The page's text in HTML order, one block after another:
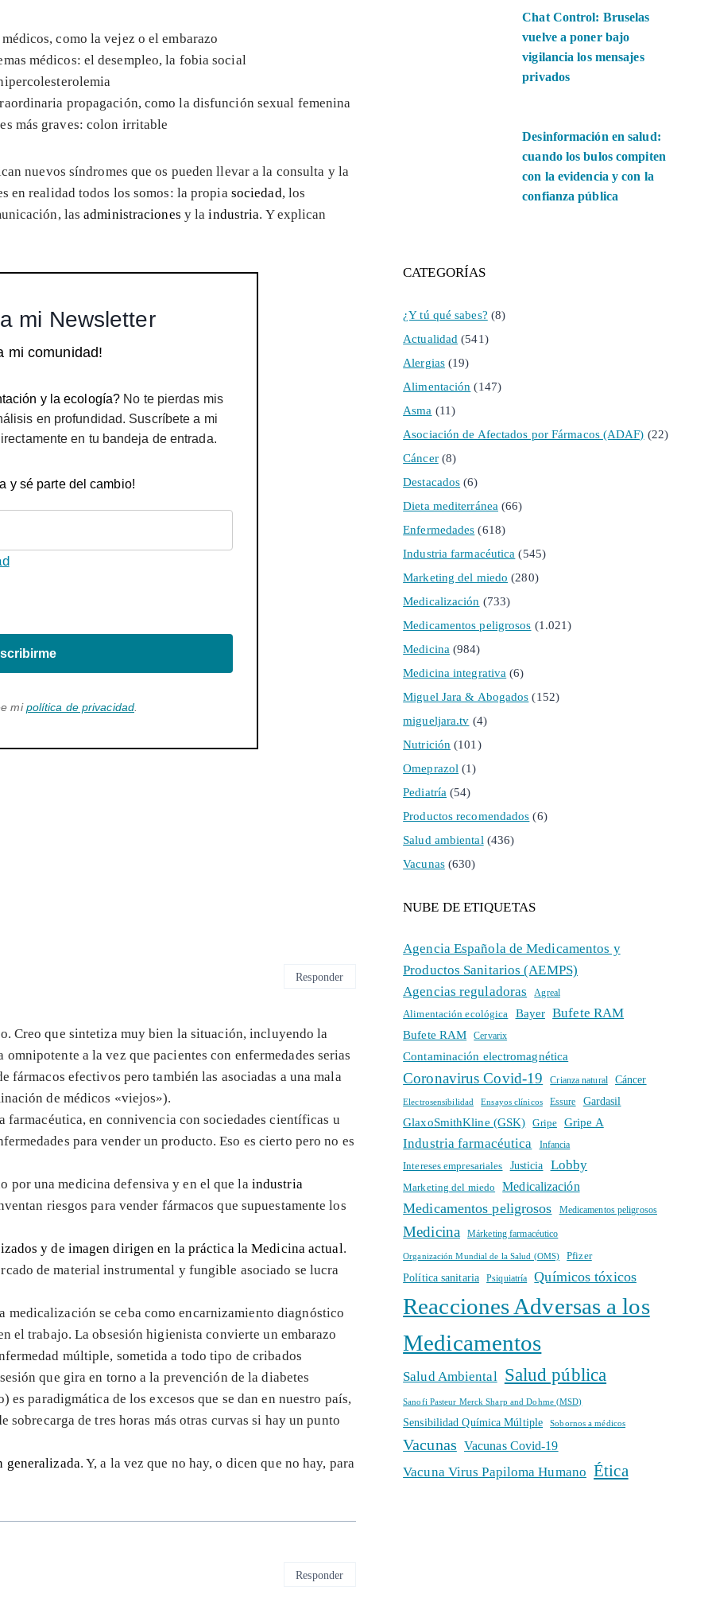
como la vejez o el embarazo
médicos: el desempleo, la fobia social
propagación, como la disfunción sexual femenina
más graves: colon irritable
nuevos síndromes que os pueden llevar a la consulta y la
en realidad todos los somos: la propia sociedad, los
lasadministraciones y laindustria. Y explican
mi Newsletter
mi comunidad!
y la ecología? No te pierdas mis
en profundidad. Suscríbete a mi
en tu bandeja de entrada.
y sé parte del cambio!
mipolítica de privacidad
Creo que sintetiza muy bien la situación, incluyendo la
a la vez que pacientes con enfermedades serias
fármacos efectivos pero también las asociadas a una mala
de médicos «viejos»).
farmacéutica, en connivencia con sociedades científicas u
para vender un producto. Eso es cierto pero no es
por una medicina defensiva y en el que la industria
riesgos para vender fármacos que supuestamente los
y de imagen dirigen en la práctica la Medicina actual.
de material instrumental y fungible asociado se lucra
medicalización se ceba como encarnizamiento diagnóstico
el trabajo. La obsesión higienista convierte un embarazo
múltiple, sometida a todo tipo de cribados
que gira en torno a la prevención de la diabetes
paradigmática de los excesos que se dan en nuestro país,
sobrecarga de tres horas más otras curvas si hay un punto
generalizada. Y, a la vez que no hay, o dicen que no hay, para
Responder
Responder
Chat Control: Bruselas
vuelve a poner bajo
vigilancia los mensajes
privados
Desinformación en salud:
cuando los bulos compiten
con la evidencia y con la
confianza pública
CATEGORÍAS
¿Y tú qué sabes? (8)
Actualidad (541)
Alergias(19)
Alimentación (147)
Asma (11)
Asociación de Afectados por Fármacos (ADAF) (22)
Cáncer(8)
Destacados (6)
Dieta mediterránea (66)
Enfermedades (618)
Industria farmacéutica (545)
Marketing del miedo (280)
Medicalización (733)
Medicamentos peligrosos (1.021)
Medicina (984)
Medicina integrativa (6)
Miguel Jara & Abogados (152)
migueljara.tv (4)
Nutrición (101)
Omeprazol (1)
Pediatría (54)
Productos recomendados (6)
Salud ambiental (436)
Vacunas(630)
NUBE DE ETIQUETAS
Agencia Española de Medicamentos y
Productos Sanitarios (AEMPS)
Agencias reguladoras
Agreal
Alimentación ecológica Bayer Bufete RAM
Bufete RAM Cervarix
Contaminación electromagnética
Coronavirus Covid-19 Crianza natural Cáncer
Electrosensibilidad Ensayos clínicos Essure Gardasil
GlaxoSmithKline (GSK) Gripe Gripe A
Industria farmacéutica Infancia
Intereses empresariales Justicia Lobby
Marketing del miedo Medicalización
Medicamentos peligrosos Medicamentos peligrosos
Medicina Márketing farmacéutico
Organización Mundial de la Salud (OMS) Pfizer
Política sanitaria Psiquiatría Químicos tóxicos
Reacciones Adversas a los
Medicamentos
Salud Ambiental Salud pública
Sanofi Pasteur Merck Sharp and Dohme (MSD)
Sensibilidad Química Múltiple Sobornos a médicos
Vacunas Vacunas Covid-19
Vacuna Virus Papiloma Humano Ética